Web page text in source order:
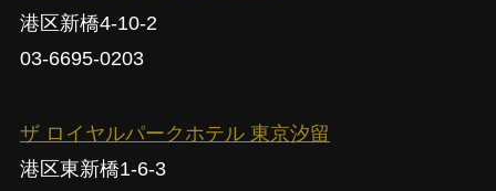
港区新橋4-10-2
03-6695-0203
ザ ロイヤルパークホテル 東京汐留
港区東新橋1-6-3